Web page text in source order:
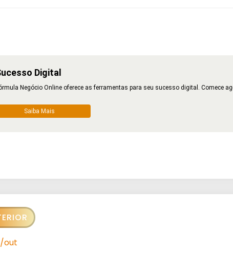
Digital
Negócio Online oferece as ferramentas para seu sucesso digital. Comece
Saiba Mais
out